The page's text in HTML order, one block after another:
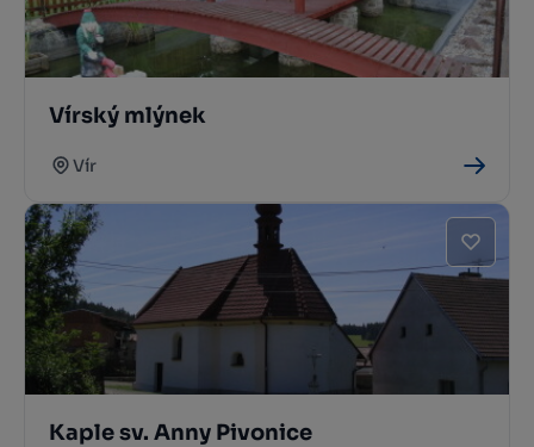
Vírský mlýnek
Vír
Kaple sv. Anny Pivonice